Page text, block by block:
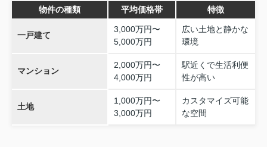
物件の種類 平均価格帯 特徴
一戸建て
3,000万円〜
5,000万円
広い土地と静かな
環境
マンション
2,000万円〜
4,000万円
駅近くで生活利便
性が高い
土地
1,000万円〜
3,000万円
カスタマイズ可能
な空間